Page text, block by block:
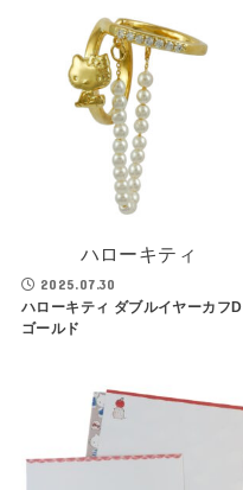
ハローキティ
2025.07.30
ハローキティ ダブルイヤーカフD
ゴールド